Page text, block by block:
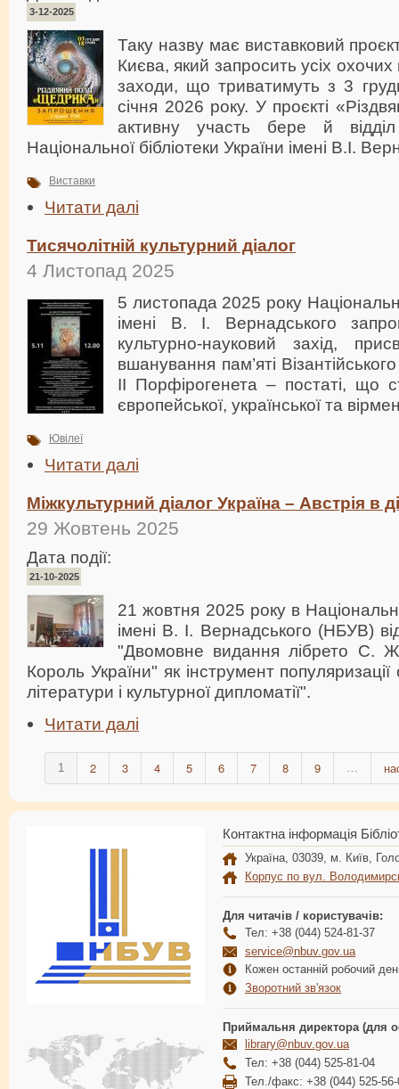
3-12-2025
Таку назву має виставковий
Києва, який запросить усіх
заходи, що триватимуть з 3
січня 2026 року. У проєкті
активну участь бере й
Національної бібліотеки України імені В.І.
Виставки
Читати далі
Тисячолітній культурний діалог
4 Листопад 2025
5 листопада 2025 року
імені В. І. Вернадського
культурно-науковий захід,
вшанування пам’яті
ІІ Порфірогенета – постаті, що
європейської, української та
Ювілеї
Читати далі
Міжкультурний діалог Україна – Австрія в
29 Жовтень 2025
Дата події:
21-10-2025
21 жовтня 2025 року в
імені В. І. Вернадського (НБУВ)
"Двомовне видання лібрето С.
Король України" як інструмент популяризації
літератури і культурної дипломатії".
Читати далі
1 2 3 4 5 6 7 8 9
Контактна інформація
Україна, 03039, м. Київ,
Корпус по вул.
Для читачів / користувачів:
Тел: +38 (044) 524-81-37
service@nbuv.gov.ua
Кожен останній робочий
Зворотний зв'язок
Приймальня директора (для
library@nbuv.gov.ua
Тел: +38 (044) 525-81-04
Тел./факс: +38 (044) 525-56-